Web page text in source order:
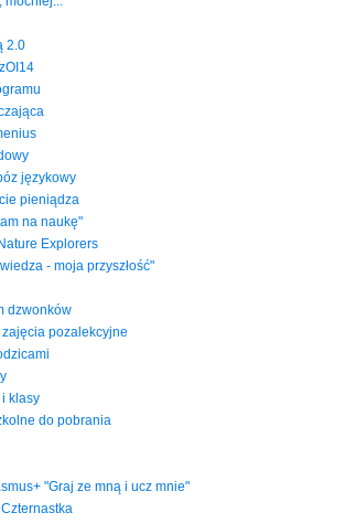
2.0
językowy
pieniądza
na naukę"
Explorers
- moja przyszłość"
dzwonków
zajęcia pozalekcyjne
klasy
do pobrania
"Graj ze mną i ucz mnie"